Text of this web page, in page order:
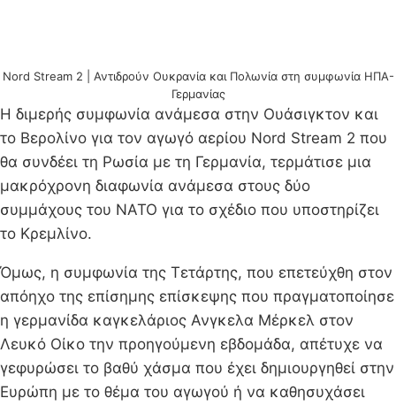
Nord Stream 2 | Αντιδρούν Ουκρανία και Πολωνία στη συμφωνία ΗΠΑ-
Γερμανίας
H διμερής συμφωνία ανάμεσα στην Ουάσιγκτον και
το Βερολίνο για τον αγωγό αερίου Nord Stream 2 που
θα συνδέει τη Ρωσία με τη Γερμανία, τερμάτισε μια
μακρόχρονη διαφωνία ανάμεσα στους δύο
συμμάχους του ΝΑΤΟ για το σχέδιο που υποστηρίζει
το Κρεμλίνο.
Όμως, η συμφωνία της Τετάρτης, που επετεύχθη στον
απόηχο της επίσημης επίσκεψης που πραγματοποίησε
η γερμανίδα καγκελάριος Ανγκελα Μέρκελ στον
Λευκό Οίκο την προηγούμενη εβδομάδα, απέτυχε να
γεφυρώσει το βαθύ χάσμα που έχει δημιουργηθεί στην
Ευρώπη με το θέμα του αγωγού ή να καθησυχάσει